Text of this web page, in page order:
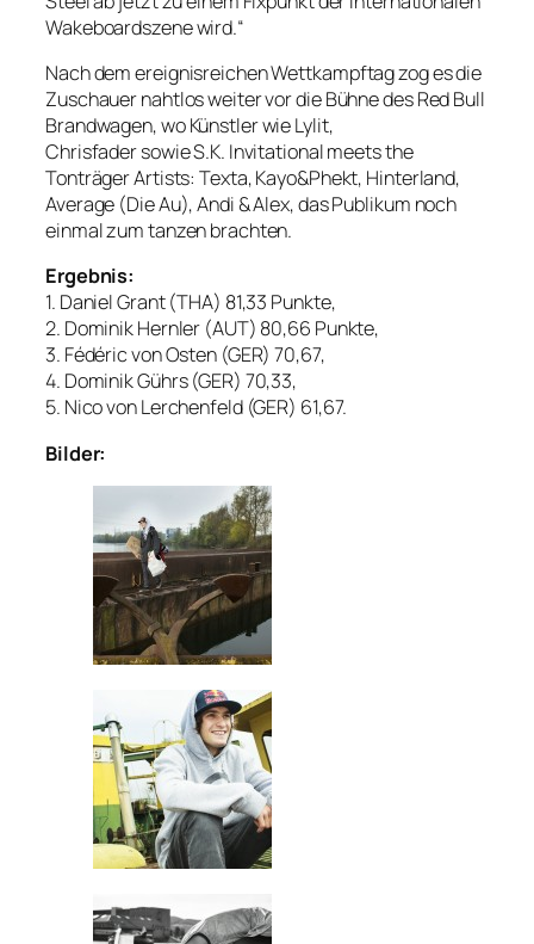
Wakeboardszene wird.“
Nach dem ereignisreichen Wettkampftag zog es die
Zuschauer nahtlos weiter vor die Bühne des Red Bull
Brandwagen, wo Künstler wie Lylit,
Chrisfader sowie S.K. Invitational meets the
Tonträger Artists: Texta, Kayo&Phekt, Hinterland,
Average (Die Au), Andi & Alex, das Publikum noch
einmal zum tanzen brachten.
Ergebnis:
1. Daniel Grant (THA) 81,33 Punkte,
2. Dominik Hernler (AUT) 80,66 Punkte,
3. Fédéric von Osten (GER) 70,67,
4. Dominik Gührs (GER) 70,33,
5. Nico von Lerchenfeld (GER) 61,67.
Bilder: